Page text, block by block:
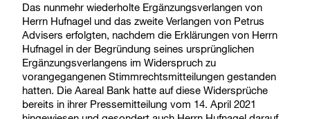
Das nunmehr wiederholte Ergänzungsverlangen von
Herrn Hufnagel und das zweite Verlangen von Petrus
Advisers erfolgten, nachdem die Erklärungen von Herrn
Hufnagel in der Begründung seines ursprünglichen
Ergänzungsverlangens im Widerspruch zu
vorangegangenen Stimmrechtsmitteilungen gestanden
hatten. Die Aareal Bank hatte auf diese Widersprüche
bereits in ihrer Pressemitteilung vom 14. April 2021